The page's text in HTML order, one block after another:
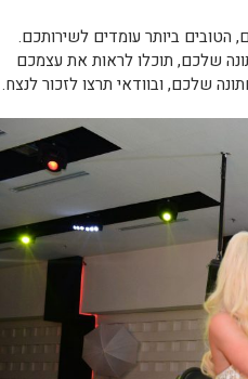
הטובים ביותר עומדים לשירותכם.
שלכם, תוכלו לראות את עצמכם
שלכם, ובוודאי תרצו לזכור לנצח.